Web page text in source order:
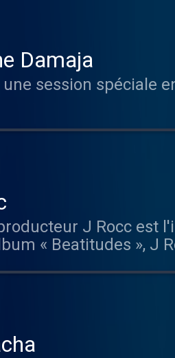
Damaja
session spéciale
J Rocc est
« Beatitudes », J